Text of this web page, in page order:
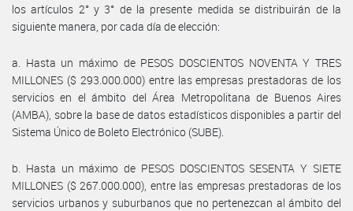
los artículos 2° y 3° de la presente medida se distribuirán de la
siguiente manera, por cada día de elección:
a. Hasta un máximo de PESOS DOSCIENTOS NOVENTA Y TRES
MILLONES ($ 293.000.000) entre las empresas prestadoras de los
servicios en el ámbito del Área Metropolitana de Buenos Aires
(AMBA), sobre la base de datos estadísticos disponibles a partir del
Sistema Único de Boleto Electrónico (SUBE).
b. Hasta un máximo de PESOS DOSCIENTOS SESENTA Y SIETE
MILLONES ($ 267.000.000), entre las empresas prestadoras de los
servicios urbanos y suburbanos que no pertenezcan al ámbito del